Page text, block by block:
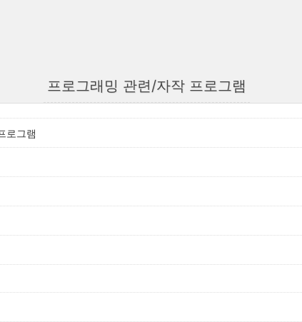
프로그래밍 관련/자작 프로그램
로그램